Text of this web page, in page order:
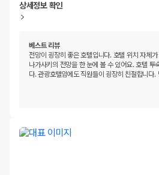
상세정보 확인
베스트 리뷰
전망이 굉장히 좋은 호텔입니다. 호텔 위치 자체
나가사키의 전망을 한 눈에 볼 수 있어요. 호텔 투
다. 관광호텔임에도 직원들이 굉장히 친절합니다.